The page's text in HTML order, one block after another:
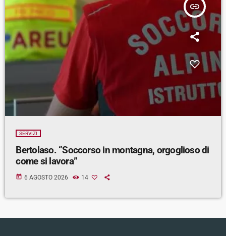
insert_link
SERVIZI
Bertolaso. “Soccorso in montagna, orgoglioso di
come si lavora”
today 6 AGOSTO 2026 14